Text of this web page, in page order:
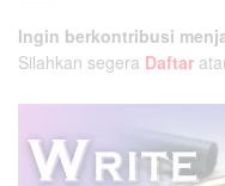
Ingin berkontribusi
Silahkan segera Daftar